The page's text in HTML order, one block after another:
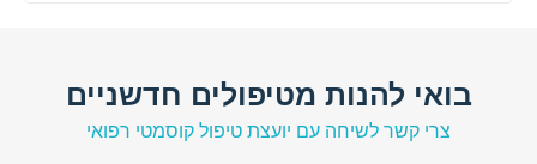
בואי להנות מטיפולים חדשניים
צרי קשר לשיחה עם יועצת טיפול קוסמטי רפואי